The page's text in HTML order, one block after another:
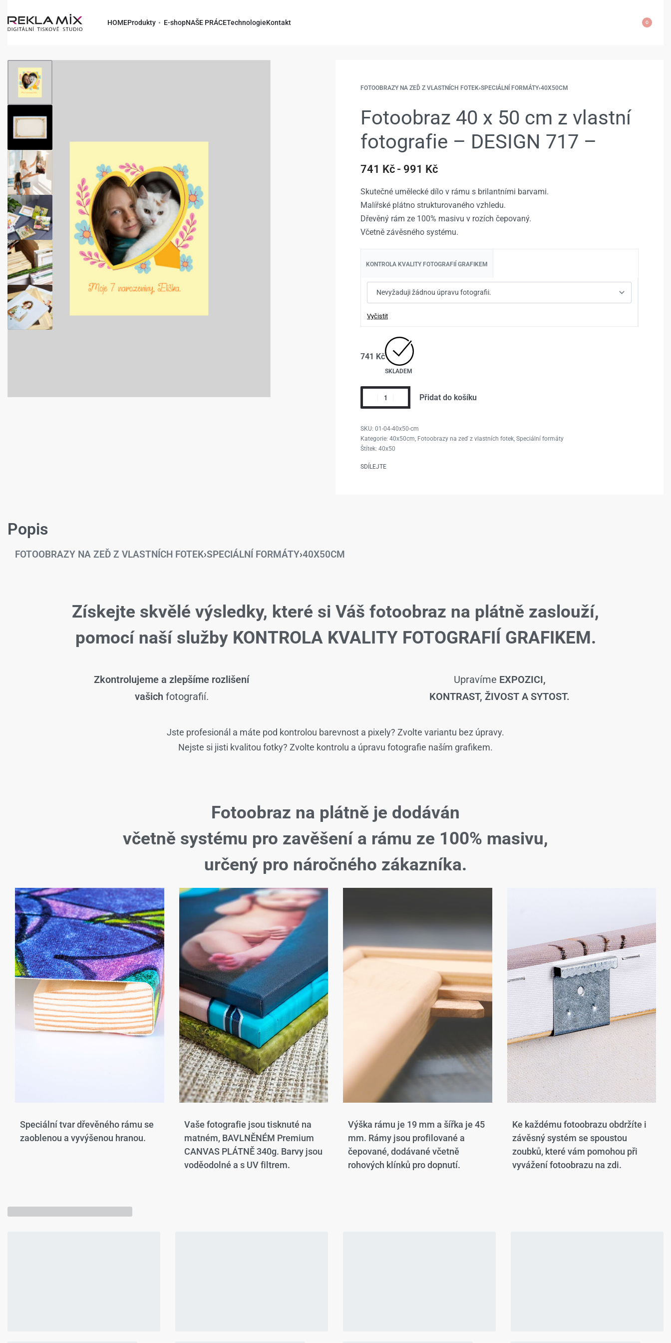
HOMEProdukty E-shopNAŠE PRÁCETechnologieKontakt 0
FOTOOBRAZY NA ZEĎ Z VLASTNÍCH FOTEK›SPECIÁLNÍ FORMÁTY›40X50CM
Kč
Kč
Fotoobraz 40 x 50 cm z vlastní
fotografie – DESIGN 717 –
741 Kč 991 Kč
Skutečné umělecké dílo v rámu s brilantními barvami.
Malířské plátno strukturovaného vzhledu.
Dřevěný rám ze 100% masivu v rozích čepovaný.
Včetně závěsného systému.
KONTROLA KVALITY FOTOGRAFIÍ GRAFIKEM
Vyčistit
741 Kč
SKLADEM
Přidat do košíku
01-04-40x50-cm
Kategorie: 40x50cm, Fotoobrazy na zeď z vlastních fotek, Speciální formáty
Štítek: 40x50
SDÍLEJTE
Popis
FOTOOBRAZY NA ZEĎ Z VLASTNÍCH FOTEK›SPECIÁLNÍ FORMÁTY›40X50CM
Získejte skvělé výsledky, které si Váš fotoobraz na plátně zaslouží,
pomocí naší služby KONTROLA KVALITY FOTOGRAFIÍ GRAFIKEM.
Zkontrolujeme a zlepšíme rozlišení
vašich fotografií.
Upravíme EXPOZICI,
KONTRAST, ŽIVOST A SYTOST.
Jste profesionál a máte pod kontrolou barevnost a pixely? Zvolte variantu bez úpravy.
Nejste si jisti kvalitou fotky? Zvolte kontrolu a úpravu fotografie naším grafikem.
Fotoobraz na plátně je dodáván
včetně systému pro zavěšení a rámu ze 100% masivu,
určený pro náročného zákazníka.
Speciální tvar dřevěného rámu se
zaoblenou a vyvýšenou hranou.​
Vaše fotografie jsou tisknuté na
matném, BAVLNĚNÉM Premium
CANVAS PLÁTNĚ 340g. Barvy jsou
voděodolné a s UV filtrem.
Výška rámu je 19 mm a šířka je 45
mm. Rámy jsou profilované a
čepované, dodávané včetně
rohových klínků pro dopnutí.
Ke každému fotoobrazu obdržíte i
závěsný systém se spoustou
zoubků, které vám pomohou při
vyvážení fotoobrazu na zdi.